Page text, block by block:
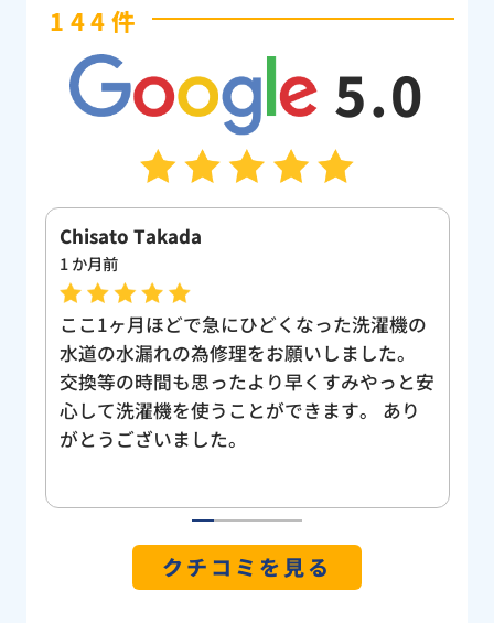
144件
5.0
佐藤真康
4 か月前
日曜日の夕方にトイレの水詰まりが発生しま
した。口コミで評判の高い『水まる』と出会
いました。 電話にて連絡して、すぐに来て
いただけました。現場を確認してもらいまし
たが、修理代金も低価格で、とても丁寧な仕
く普通の根つまりだと思っていたのですが、
修理していただいた最中に物の根詰まりと判
明し、トイレを外していただくとブルーレッ
クチコミを見る